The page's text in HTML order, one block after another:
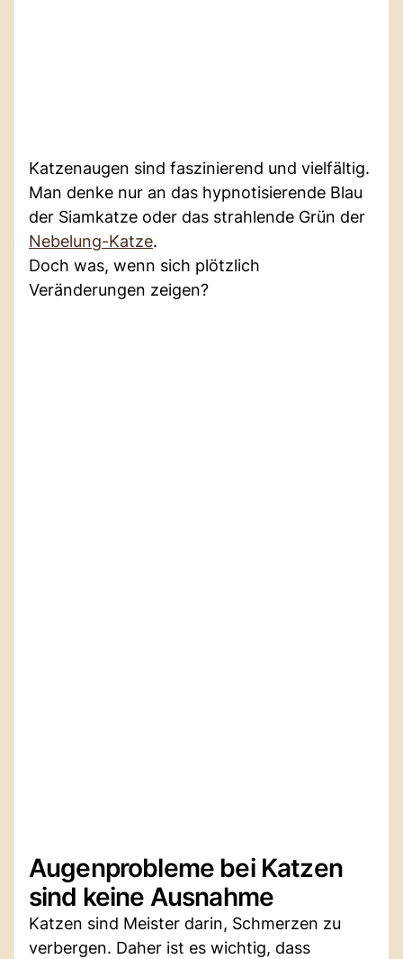
Katzenaugen sind faszinierend und vielfältig.
Man denke nur an das hypnotisierende Blau
der Siamkatze oder das strahlende Grün der
Nebelung-Katze.
Doch was, wenn sich plötzlich
Veränderungen zeigen?
Augenprobleme bei Katzen
sind keine Ausnahme
Katzen sind Meister darin, Schmerzen zu
verbergen. Daher ist es wichtig, dass